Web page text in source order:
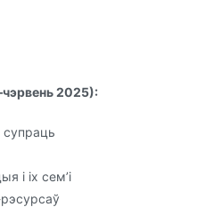
2025):
і іх сем’і